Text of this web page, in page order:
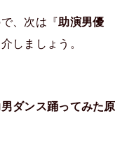
、次は『助演男優
しましょう。
ダンス踊ってみた原